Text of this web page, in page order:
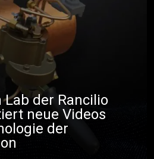
Lab der Rancilio
neue Videos
der